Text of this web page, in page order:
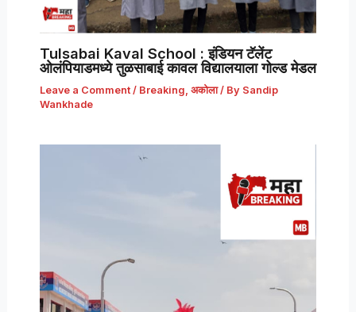
Tulsabai Kaval School : इंडियन टॅलेंट
ओलंपियाडमध्ये तुळसाबाई कावल विद्यालयाला गोल्ड मेडल
Leave a Comment / Breaking अकोला/ By Sandip
Wankhade